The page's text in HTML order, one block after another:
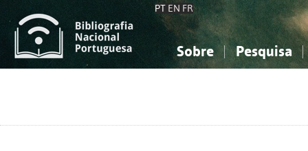
PT EN FR
Sobre Pesquisa